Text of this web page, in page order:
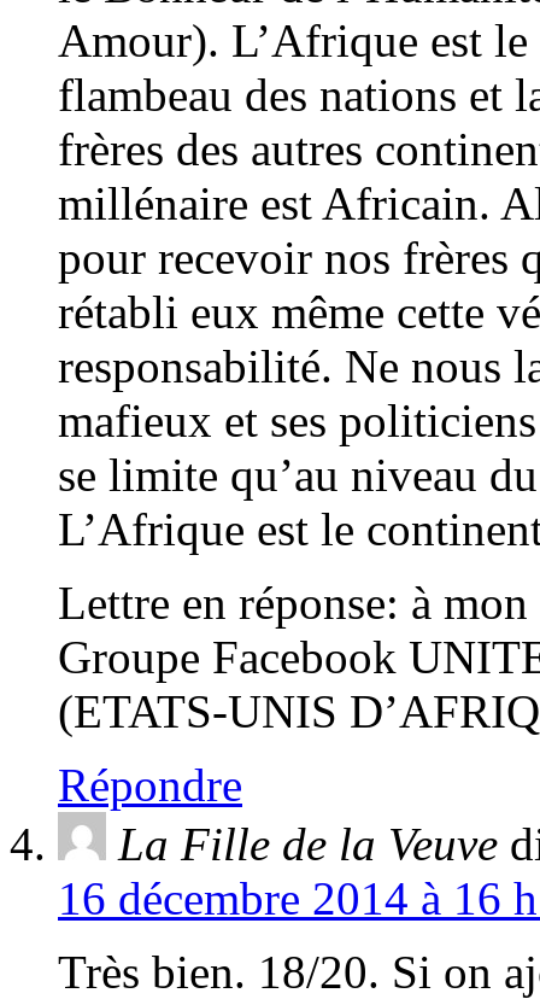
Amour). L’Afrique est le
flambeau des nations et
frères des autres
millénaire est Africain.
pour recevoir nos frères
rétabli eux même cette
responsabilité. Ne nous
mafieux et ses
se limite qu’au niveau
L’Afrique est le
Lettre en réponse: à
Groupe Facebook
(ETATS-UNIS
Répondre
La Fille de la Veuve
16 décembre 2014 à 16
Très bien. 18/20. Si on